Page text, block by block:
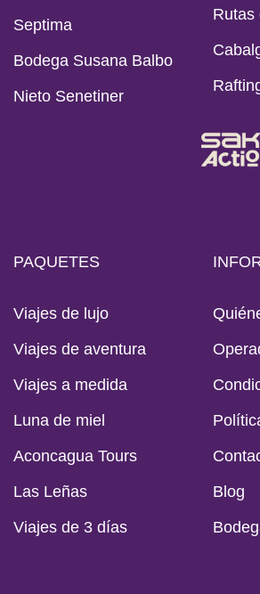
Septima
Bodega Susana Balbo
Nieto Senetiner
Rutas
PAQUETES
Viajes de lujo
Viajes de aventura
Viajes a medida
Luna de miel
Aconcagua Tours
Las Leñas
Viajes de 3 días
Blog